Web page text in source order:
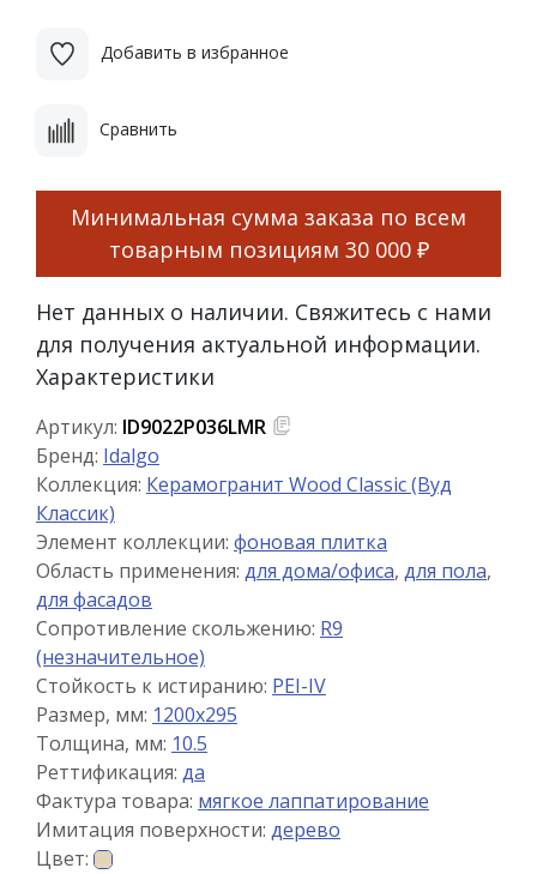
Добавить в избранное
Сравнить
Минимальная сумма заказа по всем
товарным позициям 30 000 ₽
Нет данных о наличии. Свяжитесь с нами
для получения актуальной информации.
Характеристики
Артикул: ID9022P036LMR
Бренд: Idalgo
Коллекция: Керамогранит Wood Classic (Вуд
Классик)
Элемент коллекции: фоновая плитка
Область применения: для дома/офиса, для пола,
для фасадов
Сопротивление скольжению: R9
(незначительное)
Стойкость к истиранию: PEI-IV
Размер, мм: 1200x295
Толщина, мм: 10.5
Реттификация: да
Фактура товара: мягкое лаппатирование
Имитация поверхности: дерево
Цвет: